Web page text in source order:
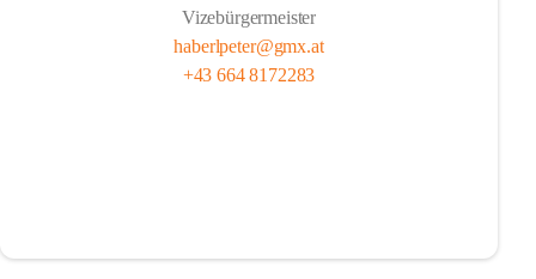
Vizebürgermeister
haberlpeter@gmx.at
+43 664 8172283